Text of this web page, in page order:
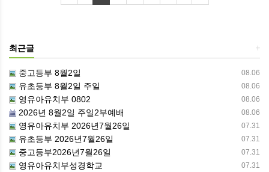
+
최근글
08.06
중고등부 8월2일
08.06
유초등부 8월2일 주일
08.06
영유아유치부 0802
08.06
2026년 8월2일 주일2부예배
07.31
영유아유치부 2026년7월26일
07.31
유초등부 2026년7월26일
07.31
중고등부2026년7월26일
07.31
영유아유치부성경학교